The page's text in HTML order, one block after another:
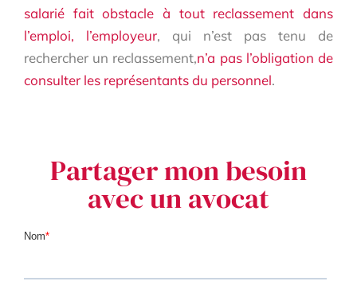
salarié fait obstacle à tout reclassement dans
l’emploi, l’employeur, qui n’est pas tenu de
rechercher un reclassement,n’a pas l’obligation de
consulter les représentants du personnel.
Partager mon besoin
avec un avocat